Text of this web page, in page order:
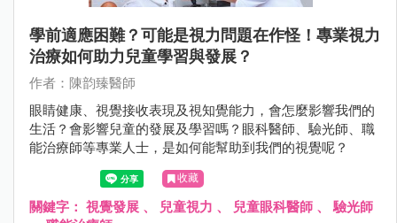
學前適應困難？可能是視力問題在作怪！專業視力
治療如何助力兒童學習與發展？
作者：陳韵臻醫師
眼睛健康、視覺接收表現及視知覺能力，會怎麼影響我們的
生活？會影響兒童的發展及學習嗎？眼科醫師、驗光師、職
能治療師等專業人士，是如何能幫助到我們的視覺呢？
收藏
關鍵字： 視覺發展 、 兒童視力 、 兒童眼科醫師 、驗光師